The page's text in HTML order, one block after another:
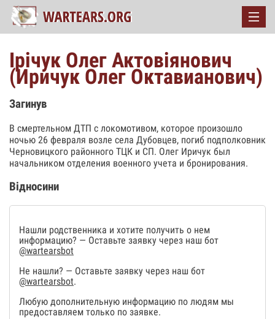
Ірічук Олег Актовіянович
(Иричук Олег Октавианович)
Загинув
В смертельном ДТП с локомотивом, которое произошло
ночью 26 февраля возле села Дубовцев, погиб подполковник
Черновицкого районного ТЦК и СП. Олег Иричук был
начальником отделения военного учета и бронирования.
Відносини
Нашли родственника и хотите получить о нем
информацию? — Оставьте заявку через наш бот
@wartearsbot
Не нашли? — Оставьте заявку через наш бот
@wartearsbot.
Любую дополнительную информацию по людям мы
предоставляем только по заявке.